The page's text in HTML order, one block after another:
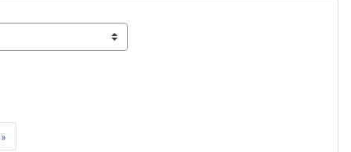
6
»Nächste Seite